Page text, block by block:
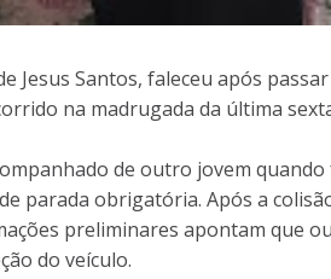
Jesus Santos, faleceu após
na madrugada da última
de outro jovem
parada obrigatória. Após a
preliminares apontam que
do veículo.